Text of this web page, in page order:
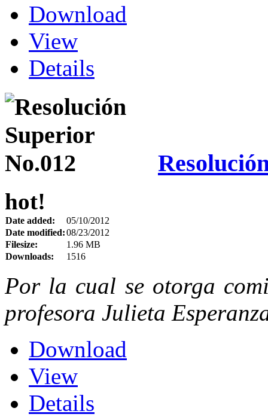
Download
View
Details
hot!
Date added:
05/10/2012
Date modified:08/23/2012
Filesize:
1.96 MB
Downloads:
1516
Por la cual se otorga
profesora Julieta
Download
View
Details